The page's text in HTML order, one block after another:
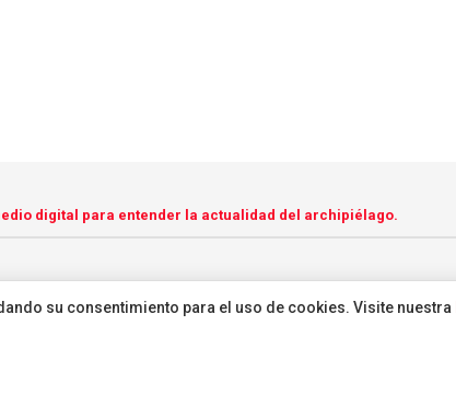
digital para entender la actualidad del archipiélago.
su consentimiento para el uso de cookies. Visite nuestra